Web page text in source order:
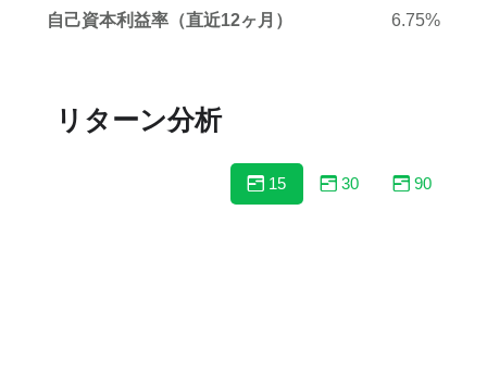
自己資本利益率（直近12ヶ月） 6.75%
リターン分析
15 30 90